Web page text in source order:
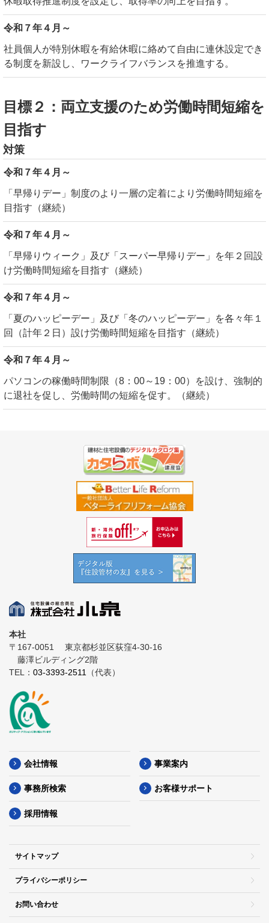
令和７年４月～
社員個人が特別休暇を有給休暇に絡めて自由に連休設定でき
る制度を新設し、ワークライフバランスを推進する。
目標２：両立支援のため労働時間短縮を
目指す
対策
令和７年４月～
「早帰りデー」制度のより一層の定着により労働時間短縮を
目指す（継続）
令和７年４月～
「早帰りウィーク」及び「スーパー早帰りデー」を年２回設
け労働時間短縮を目指す（継続）
令和７年４月～
「夏のハッピーデー」及び「冬のハッピーデー」を各々年１
回（計年２日）設け労働時間短縮を目指す（継続）
令和７年４月～
パソコンの稼働時間制限（8：00～19：00）を設け、強制的
に退社を促し、労働時間の短縮を促す。（継続）
本社
〒167-0051
東京都杉並区荻窪4-30-16
藤澤ビルディング2階
TEL： 03-3393-2511 （代表）
会社情報 事業案内
事務所検索 お客様サポート
採用情報
サイトマップ
プライバシーポリシー
お問い合わせ